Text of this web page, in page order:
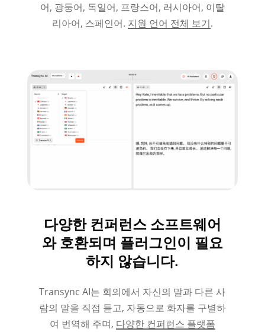
어, 광둥어, 독일어, 프랑스어, 러시아어, 이탈
리아어, 스페인어. 지원 언어 전체 보기.
다양한 컨퍼런스 소프트웨어
와 호환되며 플러그인이 필요
하지 않습니다.
Transync AI는 회의에서 자신의 말과 다른 사
람의 말을 직접 듣고, 자동으로 화자를 구별하
여 번역해 주며, 다양한 컨퍼런스 플랫폼